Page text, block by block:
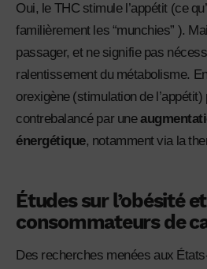
Oui, le THC stimule l’appétit (ce
familièrement les “munchies” ).
passager, et ne signifie pas
ralentissement du métabolisme.
orexigène (stimulation de
contrebalancé par une
énergétique, notamment via la
Études sur l’obésité
consommateurs de
Des recherches menées aux